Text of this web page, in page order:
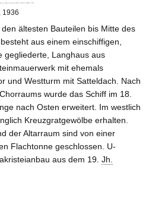
1936
ältesten Bauteilen bis Mitte des
aus einem einschiffigen,
gegliederte, Langhaus aus
mit ehemals
und Westturm mit Satteldach. Nach
wurde das Schiff im 18.
nach Osten erweitert. Im westlich
Kreuzgratgewölbe erhalten.
der Altarraum sind von einer
Flachtonne geschlossen. U-
aus dem 19. Jh.